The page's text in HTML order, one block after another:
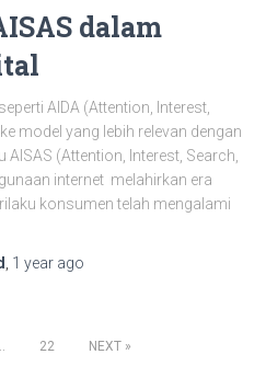
dalam
AIDA (Attention, Interest,
model yang lebih relevan dengan
(Attention, Interest, Search,
internet melahirkan era
konsumen telah mengalami
1 year ago
22 NEXT